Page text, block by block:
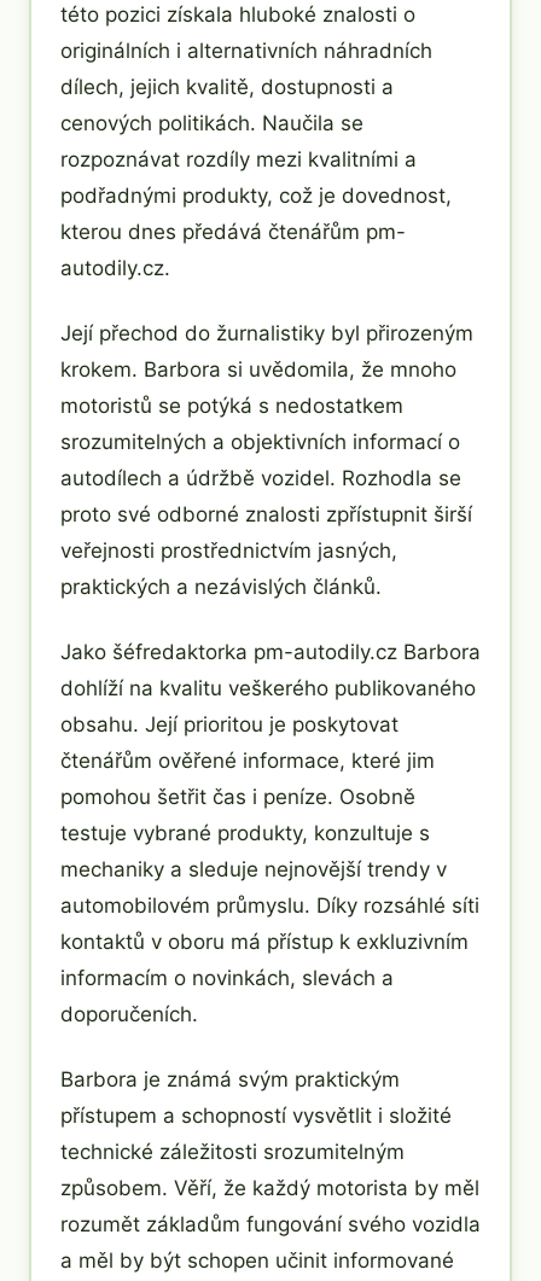
této pozici získala hluboké znalosti o
originálních i alternativních náhradních
dílech, jejich kvalitě, dostupnosti a
cenových politikách. Naučila se
rozpoznávat rozdíly mezi kvalitními a
podřadnými produkty, což je dovednost,
kterou dnes předává čtenářům pm-
autodily.cz.
Její přechod do žurnalistiky byl přirozeným
krokem. Barbora si uvědomila, že mnoho
motoristů se potýká s nedostatkem
srozumitelných a objektivních informací o
autodílech a údržbě vozidel. Rozhodla se
proto své odborné znalosti zpřístupnit širší
veřejnosti prostřednictvím jasných,
praktických a nezávislých článků.
Jako šéfredaktorka pm-autodily.cz Barbora
dohlíží na kvalitu veškerého publikovaného
obsahu. Její prioritou je poskytovat
čtenářům ověřené informace, které jim
pomohou šetřit čas i peníze. Osobně
testuje vybrané produkty, konzultuje s
mechaniky a sleduje nejnovější trendy v
automobilovém průmyslu. Díky rozsáhlé síti
kontaktů v oboru má přístup k exkluzivním
informacím o novinkách, slevách a
doporučeních.
Barbora je známá svým praktickým
přístupem a schopností vysvětlit i složité
technické záležitosti srozumitelným
způsobem. Věří, že každý motorista by měl
rozumět základům fungování svého vozidla
a měl by být schopen učinit informované